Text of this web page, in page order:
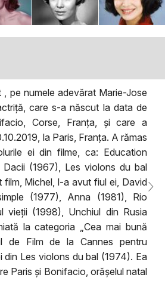
numele adevărat Marie-Jose
care s-a născut la data de
Corse, Franța, și care a
la Paris, Franța. A rămas
ei din filme, ca: Education
Dacii (1967), Les violons du bal
film, Michel, l-a avut fiul ei, David
(1977), Anna (1981), Rio
vieții (1998), Unchiul din Rusia
la categoria „Cea mai bună
de Film de la Cannes pentru
din Les violons du bal (1974). Ea
Paris și Bonifacio, orășelul natal